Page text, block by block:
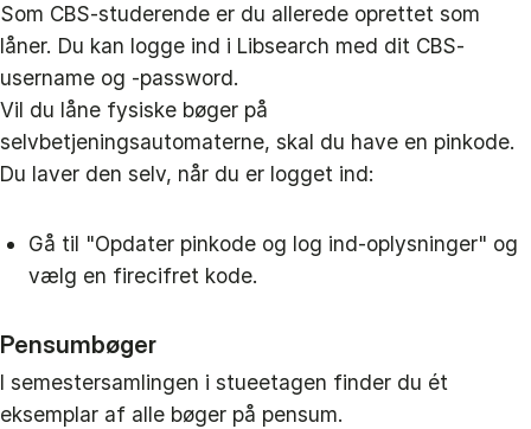
Som CBS-studerende er du allerede oprettet som
låner. Du kan logge ind i Libsearch med dit CBS-
username og -password.
Vil du låne fysiske bøger på
selvbetjeningsautomaterne, skal du have en pinkode.
Du laver den selv, når du er logget ind:
Gå til "Opdater pinkode og log ind-oplysninger" og
vælg en firecifret kode.
Pensumbøger
I semestersamlingen i stueetagen finder du ét
eksemplar af alle bøger på pensum.